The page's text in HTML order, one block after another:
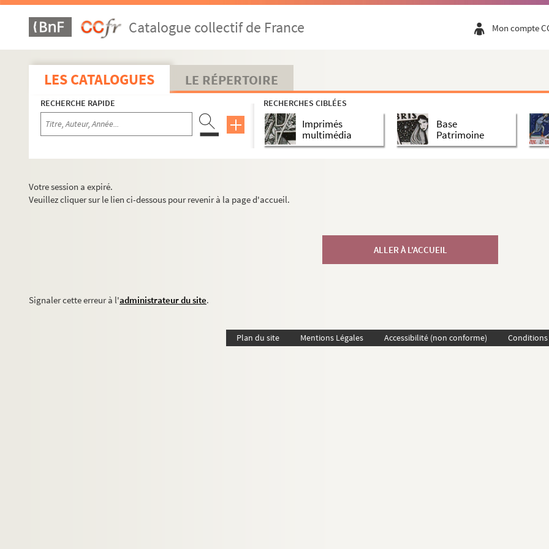
Catalogue collectif de France Mon compte
LES CATALOGUES LE RÉPERTOIRE
RECHERCHE RAPIDE RECHERCHES CIBLÉES
Imprimés
multimédia
Base
Patrimoine
Votre session a expiré.
Veuillez cliquer sur le lien ci-dessous pour revenir à la page d'accueil.
ALLER À L'ACCUEIL
Signaler cette erreur à l'administrateur du site.
Plan du site Mentions Légales Accessibilité (non conforme)